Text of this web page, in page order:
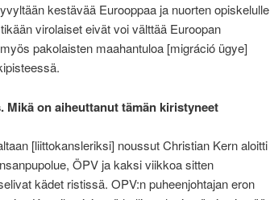
kestävää Eurooppaa ja nuorten opiskelulle
virolaiset eivät voi välttää Euroopan
pakolaisten maahantuloa [migráció ügye]
on aiheuttanut tämän kiristyneet
[liittokansleriksi] noussut Christian Kern aloitti
ÖPV ja kaksi viikkoa sitten
kädet ristissä. OPV:n puheenjohtajan eron